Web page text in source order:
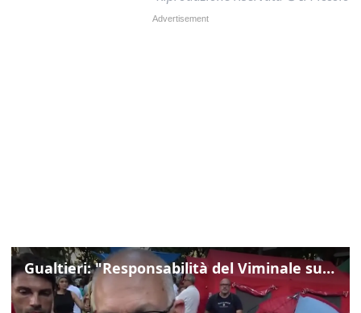
Gualtieri: "Responsabilità del Viminale su Spin Time? La posizione dei partiti è nota"